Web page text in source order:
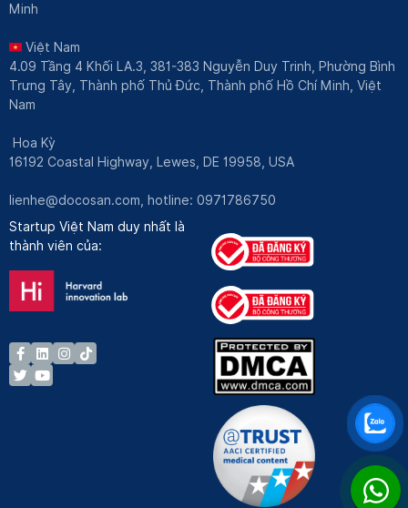
Minh
Việt Nam
4.09 Tầng 4 Khối LA.3, 381-383 Nguyễn Duy Trinh, Phường Bình
Trưng Tây, Thành phố Thủ Đức, Thành phố Hồ Chí Minh, Việt
Nam
Hoa Kỳ
16192 Coastal Highway, Lewes, DE 19958, USA
lienhe@docosan.com , hotline: 0971786750
Startup Việt Nam duy nhất là
thành viên của: